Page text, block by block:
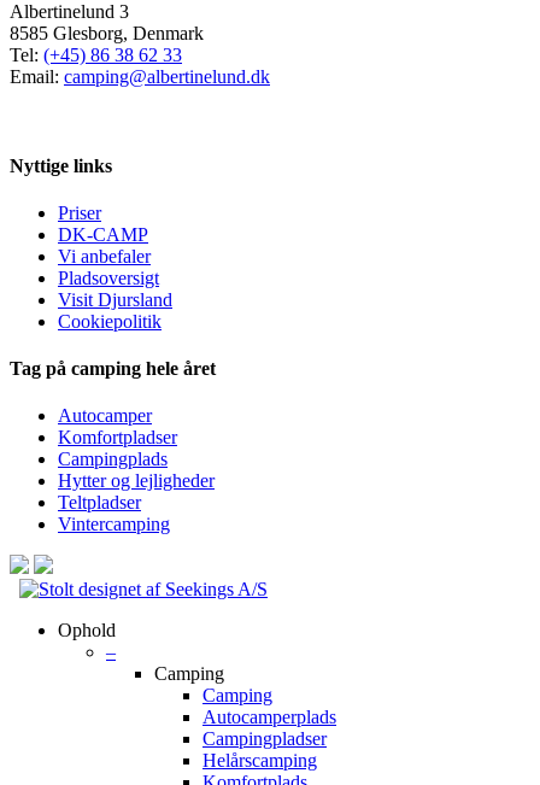
Albertinelund 3
8585 Glesborg, Denmark
Tel: (+45) 86 38 62 33
Email: camping@albertinelund.dk
Nyttige links
Priser
DK-CAMP
Vi anbefaler
Pladsoversigt
Visit Djursland
Cookiepolitik
Tag på camping hele året
Autocamper
Komfortpladser
Campingplads
Hytter og lejligheder
Teltpladser
Vintercamping
Ophold
–
Camping
Camping
Autocamperplads
Campingpladser
Helårscamping